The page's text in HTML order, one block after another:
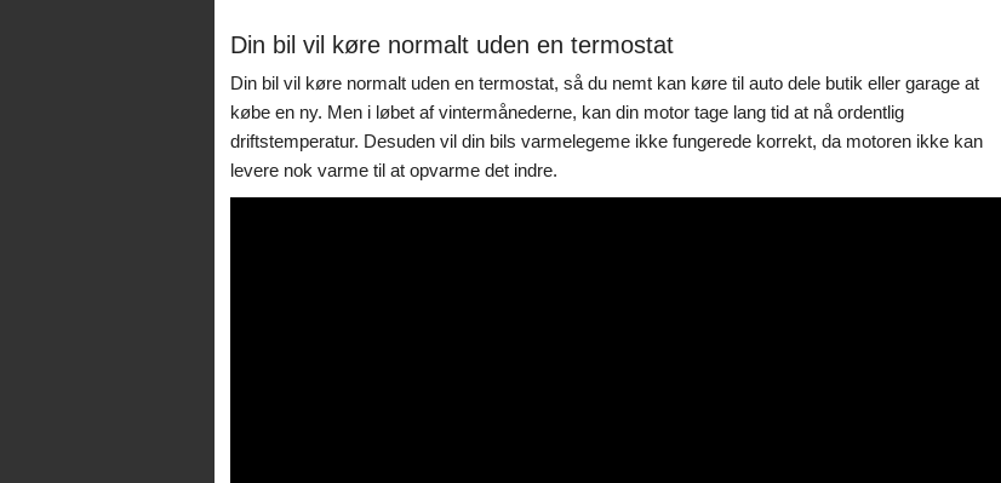
Din bil vil køre normalt uden en termostat
Din bil vil køre normalt uden en termostat, så du nemt kan køre til auto dele butik eller garage at
købe en ny. Men i løbet af vintermånederne, kan din motor tage lang tid at nå ordentlig
driftstemperatur. Desuden vil din bils varmelegeme ikke fungerede korrekt, da motoren ikke kan
levere nok varme til at opvarme det indre.